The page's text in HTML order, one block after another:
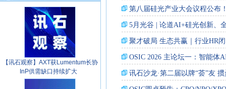
【讯石观察】AXT获Lumentum长协
InP供需缺口持续扩大